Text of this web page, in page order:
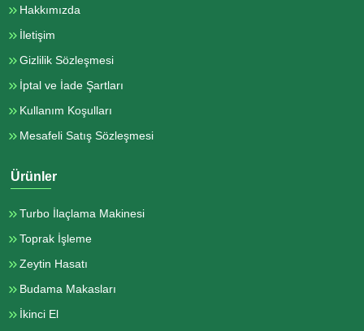
Hakkımızda
İletişim
Gizlilik Sözleşmesi
İptal ve İade Şartları
Kullanım Koşulları
Mesafeli Satış Sözleşmesi
Ürünler
Turbo İlaçlama Makinesi
Toprak İşleme
Zeytin Hasatı
Budama Makasları
İkinci El